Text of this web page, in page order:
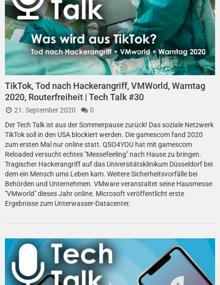
TikTok, Tod nach Hackerangriff, VMWorld, Warntag
2020, Routerfreiheit | Tech Talk #30
21. September 2020
0
Der Tech Talk ist aus der Sommerpause zurück! Das soziale Netzwerk
TikTok soll in den USA blockiert werden. Die gamescom fand 2020
zum ersten Mal nur online statt. QSO4YOU hat mit gamescom
Reloaded versucht echtes "Messefeeling" nach Hause zu bringen.
Tragischer Hackerangriff auf das Universitätsklinikum Düsseldorf bei
dem ein Mensch ums Leben kam. Weitere Sicherheitsvorfälle bei
Behörden und Unternehmen. VMware veranstaltet seine Hausmesse
"VMworld" dieses Jahr online. Microsoft veröffentlicht erste
Ergebnisse zum Unterwasser-Datacenter.